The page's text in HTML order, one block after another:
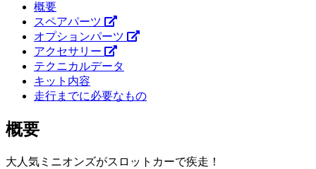
概要
スペアパーツ
オプションパーツ
アクセサリー
テクニカルデータ
キット内容
走行までに必要なもの
概要
大人気ミニオンズがスロットカーで疾走！